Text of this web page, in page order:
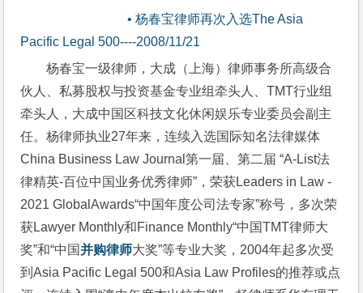
• 杨春宝律师再次入选The Asia
Pacific Legal 500----2008/11/21
杨春宝一级律师，大成（上海）律师事务所高级合
伙人、私募股权与投资基金专业组牵头人、TMT行业组
牵头人，大成中国区科技文化休闲娱乐专业委员会副主
任。杨律师执业27年来，连续入选国际知名法律媒体
China Business Law Journal第一届、第二届 “A-List法
律精英-百位中国业务优秀律师”，荣获Leaders in Law -
2021 GlobalAwards“中国年度公司法专家”称号，多次荣
获Lawyer Monthly和Finance Monthly“中国TMT律师大
奖”和“中国并购律师大奖”等专业大奖，2004年起多次受
到Asia Pacific Legal 500和Asia Law Profiles的推荐或点